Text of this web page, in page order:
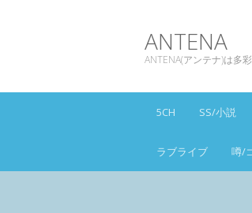
ANTENA
ANTENA(アンテナ)は多
5CH SS/小説
ラブライブ 噂/